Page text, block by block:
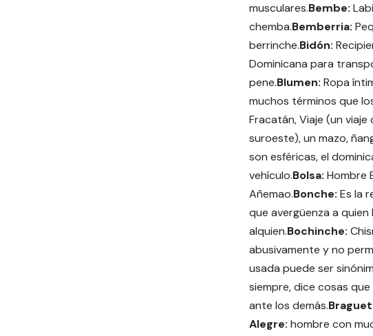
musculares.Bembe:
chemba.Bemberria:
berrinche.Bidón:
Dominicana para
pene.Blumen: Ropa
muchos términos que
Fracatán, Viaje (un
suroeste), un mazo,
son esféricas, el
vehículo.Bolsa: Hombre
Añemao.Bonche: Es la
que avergüenza a quien
alquien.Bochinche:
abusivamente y no
usada puede ser
siempre, dice cosas que
ante los demás.
Alegre: hombre con